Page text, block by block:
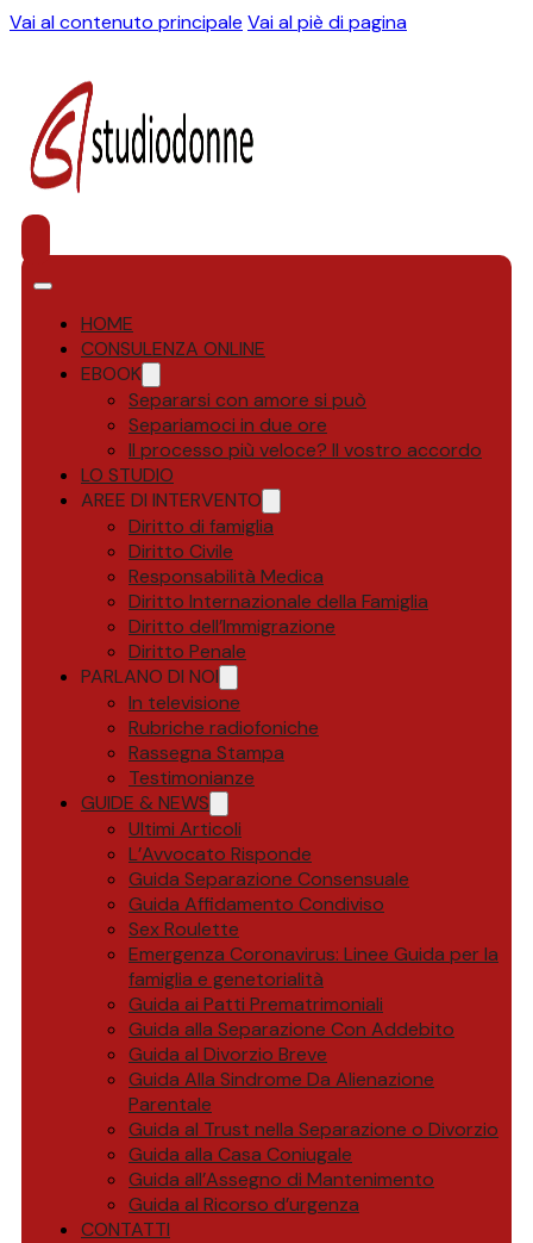
Vai al contenuto principale Vai al piè di pagina
HOME
CONSULENZA ONLINE
EBOOK
Separarsi con amore si può
Separiamoci in due ore
Il processo più veloce? Il vostro accordo
LO STUDIO
AREE DI INTERVENTO
Diritto di famiglia
Diritto Civile
Responsabilità Medica
Diritto Internazionale della Famiglia
Diritto dell’Immigrazione
Diritto Penale
PARLANO DI NOI
In televisione
Rubriche radiofoniche
Rassegna Stampa
Testimonianze
GUIDE & NEWS
Ultimi Articoli
L’Avvocato Risponde
Guida Separazione Consensuale
Guida Affidamento Condiviso
Sex Roulette
Emergenza Coronavirus: Linee Guida per la
famiglia e genetorialità
Guida ai Patti Prematrimoniali
Guida alla Separazione Con Addebito
Guida al Divorzio Breve
Guida Alla Sindrome Da Alienazione
Parentale
Guida al Trust nella Separazione o Divorzio
Guida alla Casa Coniugale
Guida all’Assegno di Mantenimento
Guida al Ricorso d’urgenza
CONTATTI